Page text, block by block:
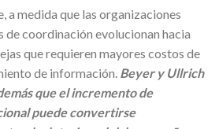
a medida que las organizaciones
de coordinación evolucionan hacia
que requieren mayores costos de
de información. Beyer y Ullrich
que el incremento de
puede convertirse